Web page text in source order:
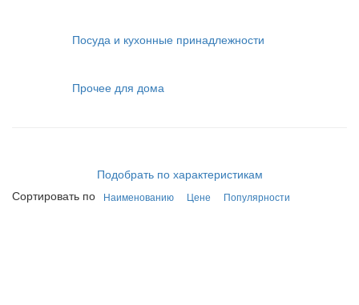
Посуда и кухонные принадлежности
Прочее для дома
Подобрать по характеристикам
Сортировать по
Наименованию Цене Популярности